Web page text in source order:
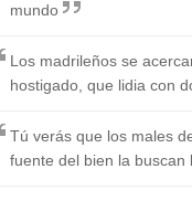
mundo
Los madrileños se
hostigado, que lidia con
Tú verás que los males
fuente del bien la buscan